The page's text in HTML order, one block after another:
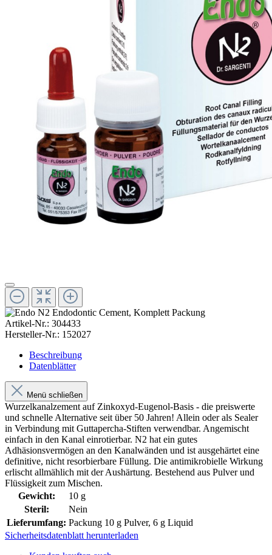
Artikel-Nr.: 304433
Hersteller-Nr.: 152027
Beschreibung
Datenblätter
Menü schließen
Wurzelkanalzement auf Zinkoxyd-Eugenol-Basis - die preiswerte
und schnelle Alternative seit über 50 Jahren! Allein oder als Sealer
in Verbindung mit Guttapercha-Stiften verwendbar. Angemischt
einfach in den Kanal einrotierbar. N2 hat ein gutes
Adhäsionsvermögen an den Kanalwänden und ist ausgehärtet eine
definitive, nicht resorbierbare Füllung. Die antimikrobielle Wirkung
erlischt allmählich mit der Aushärtung. Bestehend aus Pulver und
Flüssigkeit zum Mischen.
Gewicht:
10 g
Steril:
Nein
Lieferumfang: Packung 10 g Pulver, 6 g Liquid
Sicherheitsdatenblatt herunterladen